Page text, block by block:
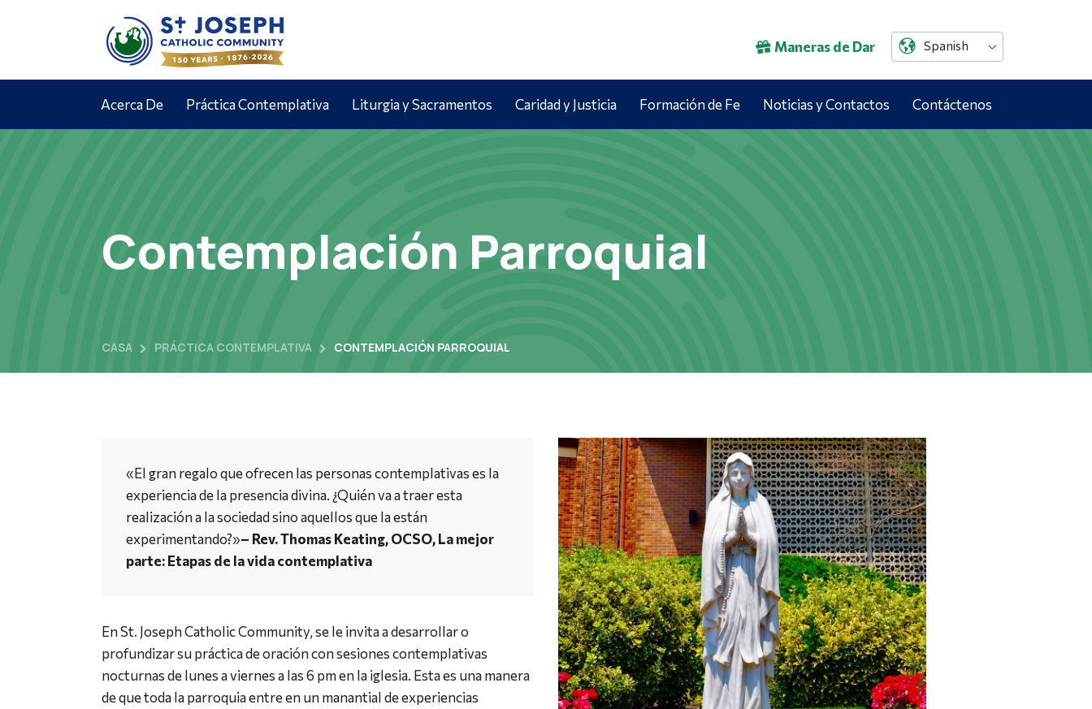
Maneras de Dar Spanish
Acerca De Práctica Contemplativa Liturgia y Sacramentos Caridad y Justicia Formación de Fe Noticias y Contactos Contáctenos
Contemplación Parroquial
CASA PRÁCTICA CONTEMPLATIVA CONTEMPLACIÓN PARROQUIAL
«El gran regalo que ofrecen las personas contemplativas es la
experiencia de la presencia divina. ¿Quién va a traer esta
realización a la sociedad sino aquellos que la están
experimentando?»– Rev. Thomas Keating, OCSO, La mejor
parte: Etapas de la vida contemplativa
En St. Joseph Catholic Community, se le invita a desarrollar o
profundizar su práctica de oración con sesiones contemplativas
nocturnas de lunes a viernes a las 6 pm en la iglesia. Esta es una manera
de que toda la parroquia entre en un manantial de experiencias